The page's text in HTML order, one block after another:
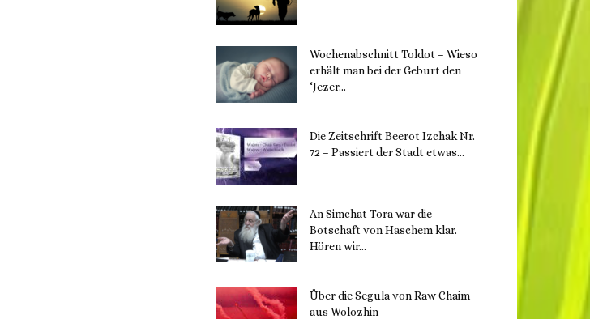
Wochenabschnitt Toldot – Wieso
erhält man bei der Geburt den
‘Jezer...
Die Zeitschrift Beerot Izchak Nr.
72 – Passiert der Stadt etwas...
An Simchat Tora war die
Botschaft von Haschem klar.
Hören wir...
Über die Segula von Raw Chaim
aus Wolozhin